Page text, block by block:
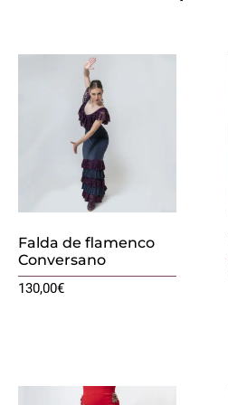
Falda de flamenco
Conversano
130,00€